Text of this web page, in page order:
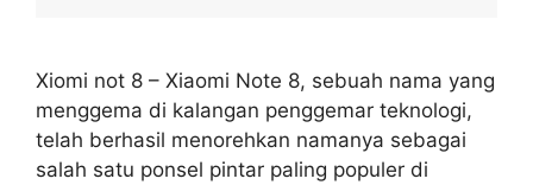
Xiomi not 8 – Xiaomi Note 8, sebuah nama yang
menggema di kalangan penggemar teknologi,
telah berhasil menorehkan namanya sebagai
salah satu ponsel pintar paling populer di